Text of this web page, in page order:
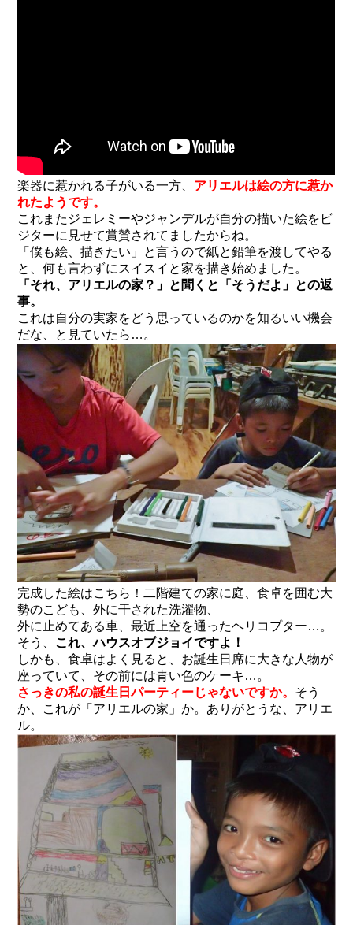
楽器に惹かれる子がいる一方、 アリエルは絵の方に惹か
れたようです。
これまたジェレミーやジャンデルが自分の描いた絵をビ
ジターに見せて賞賛されてましたからね。
「僕も絵、描きたい」と言うので紙と鉛筆を渡してやる
と、何も言わずにスイスイと家を描き始めました。
「それ、アリエルの家？」と聞くと「そうだよ」との返
事。
これは自分の実家をどう思っているのかを知るいい機会
だな、と見ていたら…。
完成した絵はこちら！二階建ての家に庭、食卓を囲む大
勢のこども、外に干された洗濯物、
外に止めてある車、最近上空を通ったヘリコプター…。
そう、 これ、ハウスオブジョイですよ！
しかも、食卓はよく見ると、お誕生日席に大きな人物が
座っていて、その前には青い色のケーキ…。
さっきの私の誕生日パーティーじゃないですか。 そう
か、これが「アリエルの家」か。ありがとうな、アリエ
ル。